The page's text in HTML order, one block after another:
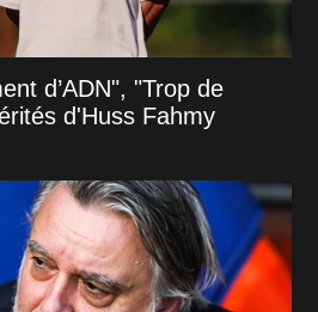
d’ADN", "Trop de
d'Huss Fahmy